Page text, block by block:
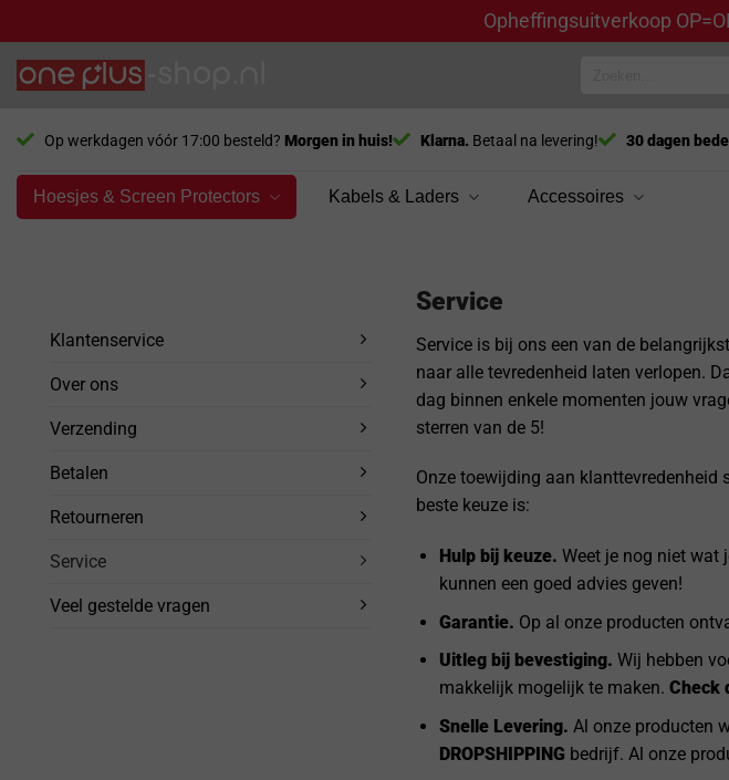
Opheffingsuitverkoop
Ga
naar
Op werkdagen vóór 17:00 besteld? Morgen in huis! Klarna. Betaal na levering! 30 dagen
Hoesjes & Screen Protectors Kabels & Laders Accessoires
Klantenservice
Over ons
Verzending
Betalen
Retourneren
Service
Veel gestelde vragen
Service
Service is bij ons een van de
naar alle tevredenheid laten verlopen.
dag binnen enkele momenten jouw
sterren van de 5!
Onze toewijding aan klanttevredenheid
beste keuze is:
Hulp bij keuze. Weet je nog niet wat
kunnen een goed advies geven!
Garantie. Op al onze producten
Uitleg bij bevestiging. Wij hebben
makkelijk mogelijk te maken. Check
Snelle Levering. Al onze producten
DROPSHIPPING bedrijf. Al onze